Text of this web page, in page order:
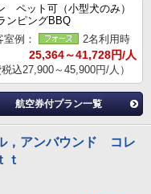
ペット可（小型犬のみ）
ンピングBBQ
室例：
2名利用時
25,364～41,728円/人
税込27,900～45,900円/人）
航空券付プラン一覧
，アンバウンド コレ